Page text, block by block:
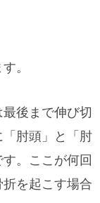
。
後まで伸び切
肘頭」と「肘
。ここが何回
を起こす場合